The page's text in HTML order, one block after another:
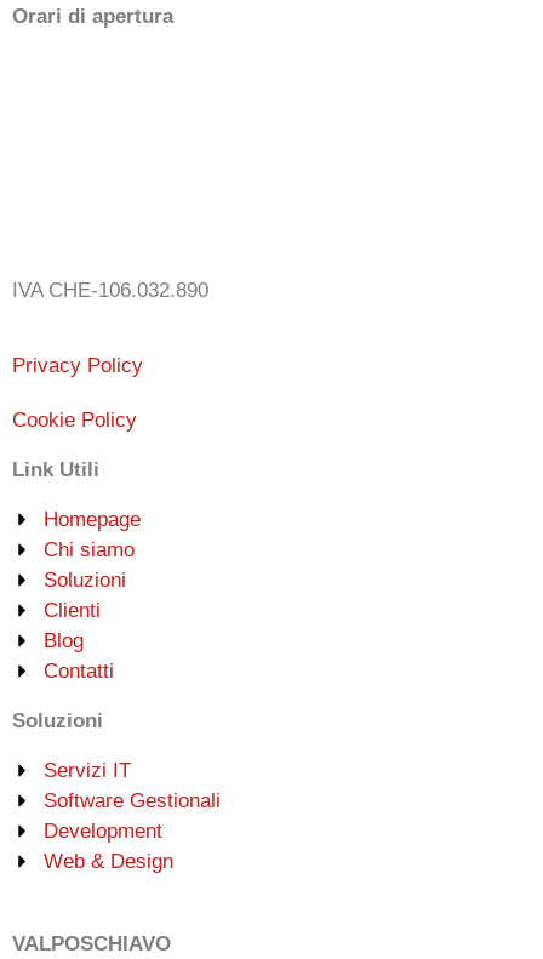
Orari di apertura
IVA CHE-106.032.890
Privacy Policy
Cookie Policy
Link Utili
Homepage
Chi siamo
Soluzioni
Clienti
Blog
Contatti
Soluzioni
Servizi IT
Software Gestionali
Development
Web & Design
VALPOSCHIAVO